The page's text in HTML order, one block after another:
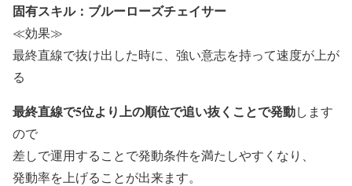
固有スキル：ブルーローズチェイサー
≪効果≫
最終直線で抜け出した時に、強い意志を持って速度が上が
る
最終直線で5位より上の順位で追い抜くことで発動します
ので
差しで運用することで発動条件を満たしやすくなり、
発動率を上げることが出来ます。